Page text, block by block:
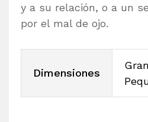
y a su relación, o a un
por el mal de ojo.
Dimensiones